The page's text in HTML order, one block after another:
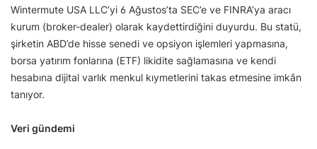
Wintermute USA LLC’yi 6 Ağustos’ta SEC’e ve FINRA’ya aracı
kurum (broker-dealer) olarak kaydettirdiğini duyurdu. Bu statü,
şirketin ABD’de hisse senedi ve opsiyon işlemleri yapmasına,
borsa yatırım fonlarına (ETF) likidite sağlamasına ve kendi
hesabına dijital varlık menkul kıymetlerini takas etmesine imkân
tanıyor.
Veri gündemi